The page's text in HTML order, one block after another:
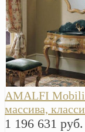
AMALFI Mobili
массива,
1 196 631 руб.